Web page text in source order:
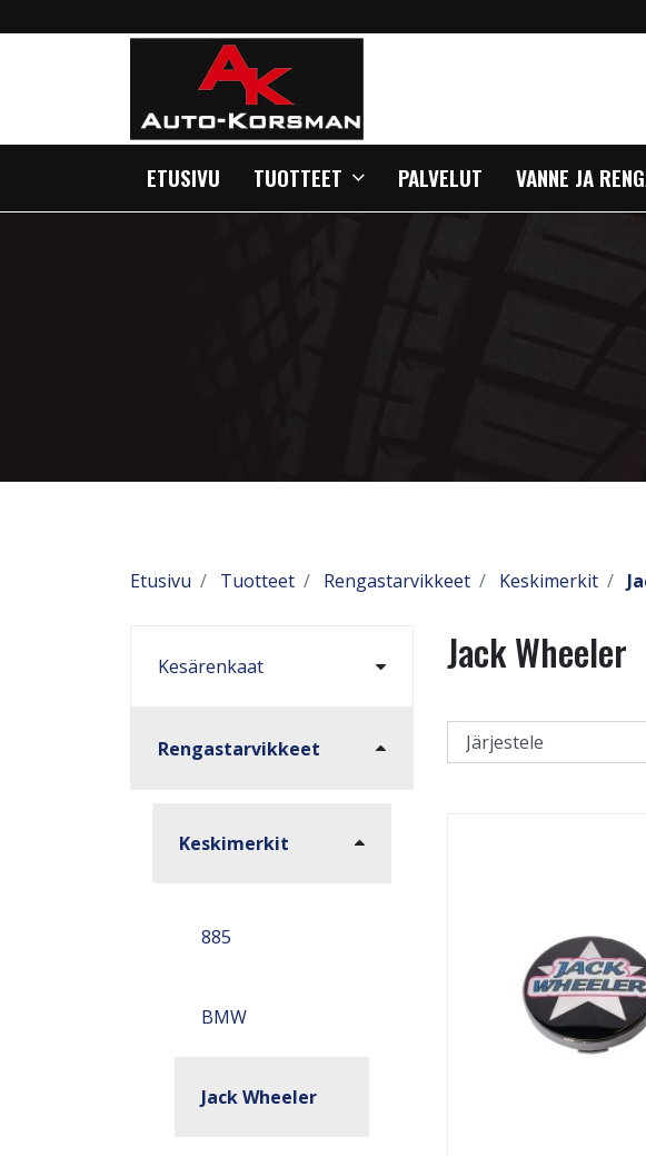
ETUSIVU TUOTTEET PALVELUT VANNE JA
Etusivu Tuotteet Rengastarvikkeet Keskimerkit
Kesärenkaat
Rengastarvikkeet
Keskimerkit
885
BMW
Jack Wheeler
Jack Wheeler